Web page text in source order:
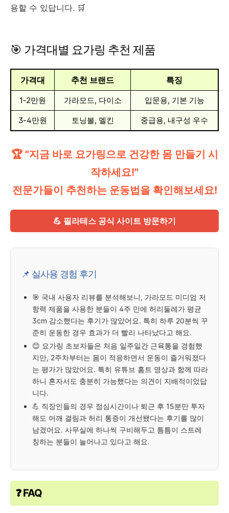
용할 수 있답니다. 🛒
🎯 가격대별 요가링 추천 제품
가격대 추천 브랜드 특징
1-2만원 가라모드, 다이소 입문용, 기본 기능
3-4만원 토닝볼, 멜킨 중급용, 내구성 우수
🏆 "지금 바로 요가링으로 건강한 몸 만들기 시
작하세요!"
전문가들이 추천하는 운동법을 확인해보세요!
💪 필라테스 공식 사이트 방문하기
📌 실사용 경험 후기
🎯 국내 사용자 리뷰를 분석해보니, 가라모드 미디엄 저
항력 제품을 사용한 분들이 4주 만에 허리둘레가 평균
3cm 감소했다는 후기가 많았어요. 특히 하루 20분씩 꾸
준히 운동한 경우 효과가 더 빨리 나타났다고 해요.
😊 요가링 초보자들은 처음 일주일간 근육통을 경험했
지만, 2주차부터는 몸이 적응하면서 운동이 즐거워졌다
는 평가가 많았어요. 특히 유튜브 홈트 영상과 함께 따라
하니 혼자서도 충분히 가능했다는 의견이 지배적이었답
니다.
💪 직장인들의 경우 점심시간이나 퇴근 후 15분만 투자
해도 어깨 결림과 허리 통증이 개선됐다는 후기를 많이
남겼어요. 사무실에 하나씩 구비해두고 틈틈이 스트레
칭하는 분들이 늘어나고 있다고 해요.
❓ FAQ